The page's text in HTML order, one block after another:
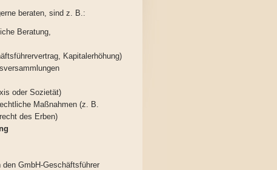
beraten, sind z. B.:
Beratung,
Kapitalerhöhung)
oder Sozietät)
Maßnahmen (z. B.
des Erben)
GmbH-Geschäftsführer